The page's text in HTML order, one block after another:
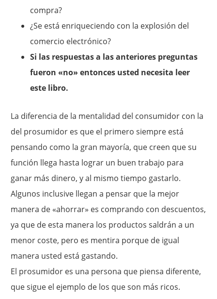
compra?
¿Se está enriqueciendo con la explosión del
comercio electrónico?
Si las respuestas a las anteriores preguntas
fueron «no» entonces usted necesita leer
este libro.
La diferencia de la mentalidad del consumidor con la
del prosumidor es que el primero siempre está
pensando como la gran mayoría, que creen que su
función llega hasta lograr un buen trabajo para
ganar más dinero, y al mismo tiempo gastarlo.
Algunos inclusive llegan a pensar que la mejor
manera de «ahorrar» es comprando con descuentos,
ya que de esta manera los productos saldrán a un
menor coste, pero es mentira porque de igual
manera usted está gastando.
El prosumidor es una persona que piensa diferente,
que sigue el ejemplo de los que son más ricos.